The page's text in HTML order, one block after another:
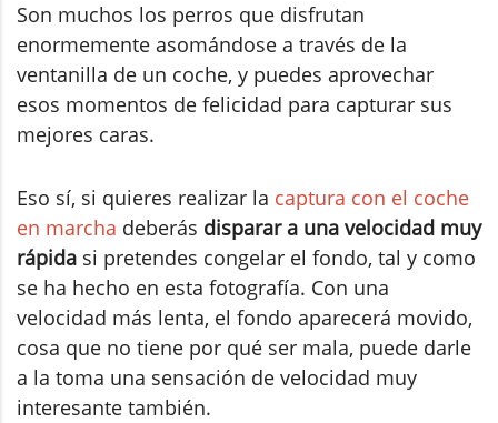
Son muchos los perros que disfrutan
enormemente asomándose a través de la
ventanilla de un coche, y puedes aprovechar
esos momentos de felicidad para capturar sus
mejores caras.
Eso sí, si quieres realizar la captura con el coche
en marcha deberás disparar a una velocidad muy
rápida si pretendes congelar el fondo, tal y como
se ha hecho en esta fotografía. Con una
velocidad más lenta, el fondo aparecerá movido,
cosa que no tiene por qué ser mala, puede darle
a la toma una sensación de velocidad muy
interesante también.